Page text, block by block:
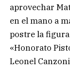
aprovechar
en el mano a
postre la
«Honorato
Leonel